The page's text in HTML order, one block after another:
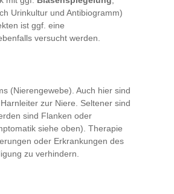
Urinkultur und Antibiogramm)
ist ggf. eine
versucht werden.
(Nierengewebe). Auch hier sind
zur Niere. Seltener sind
sind Flanken oder
siehe oben). Therapie
oder Erkrankungen des
zu verhindern.